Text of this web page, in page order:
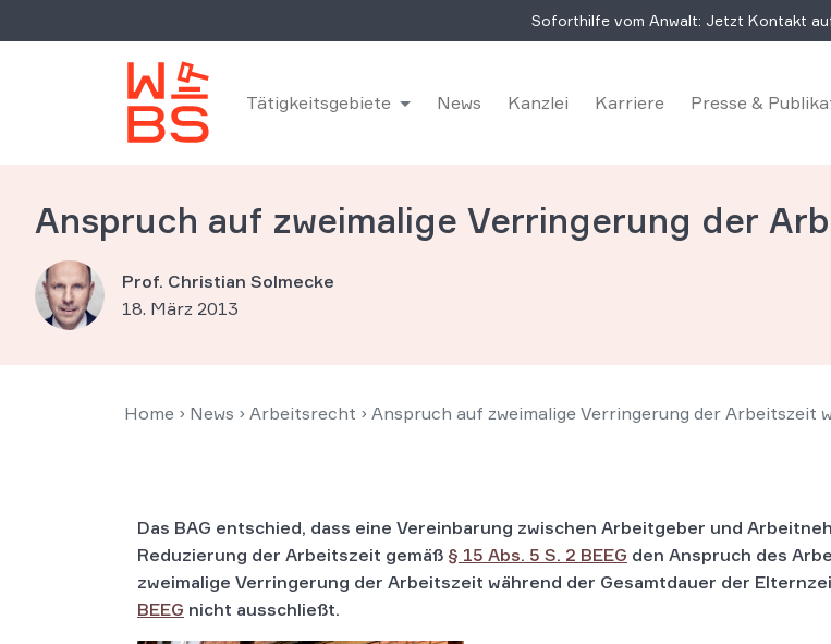
Soforthilfe vom Anwalt: Jetzt Kontakt
Tätigkeitsgebiete News Kanzlei Karriere Presse &
Anspruch auf zweimalige Verringerung der
Prof. Christian Solmecke
18. März 2013
Home › News › Arbeitsrecht › Anspruch auf zweimalige Verringerung der Arbeitszeit
Das BAG entschied, dass eine Vereinbarung zwischen Arbeitgeber und
Reduzierung der Arbeitszeit gemäß § 15 Abs. 5 S. 2 BEEG den Anspruch des
zweimalige Verringerung der Arbeitszeit während der Gesamtdauer der
BEEG nicht ausschließt.